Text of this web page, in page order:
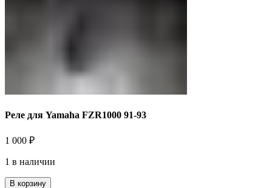
Реле для Yamaha FZR1000 91-93
1 000 ₽
1 в наличии
В корзину